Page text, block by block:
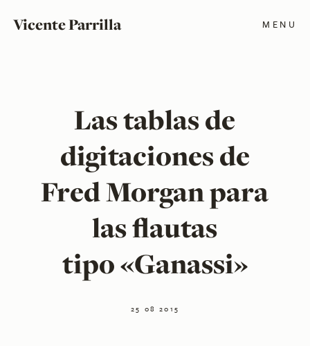
Vicente Parrilla MENU
Las tablas de
digitaciones de
Fred Morgan para
las flautas
tipo «Ganassi»
25 08 2015